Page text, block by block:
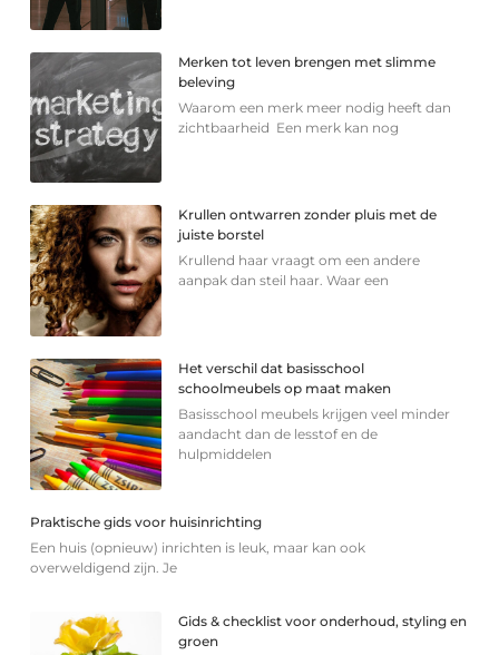
Merken tot leven brengen met slimme
beleving
Waarom een merk meer nodig heeft dan
zichtbaarheid Een merk kan nog
Krullen ontwarren zonder pluis met de
juiste borstel
Krullend haar vraagt om een andere
aanpak dan steil haar. Waar een
Het verschil dat basisschool
schoolmeubels op maat maken
Basisschool meubels krijgen veel minder
aandacht dan de lesstof en de
hulpmiddelen
Praktische gids voor huisinrichting
Een huis (opnieuw) inrichten is leuk, maar kan ook
overweldigend zijn. Je
Gids & checklist voor onderhoud, styling en
groen